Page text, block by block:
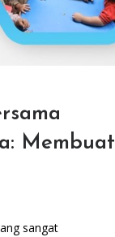
Membuat
sangat